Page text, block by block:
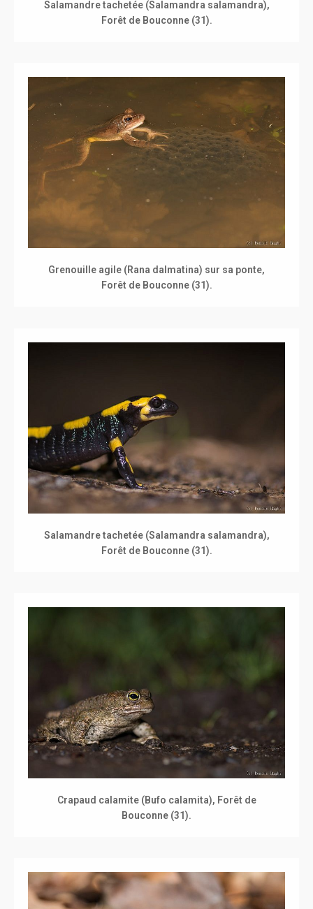
Salamandre tachetée (Salamandra salamandra),
Forêt de Bouconne (31).
Grenouille agile (Rana dalmatina) sur sa ponte,
Forêt de Bouconne (31).
Salamandre tachetée (Salamandra salamandra),
Forêt de Bouconne (31).
Crapaud calamite (Bufo calamita), Forêt de
Bouconne (31).